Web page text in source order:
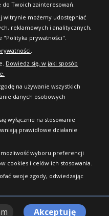
do Twoich zainteresowań.
witrynie możemy udostępniać
reklamowych i analitycznych,
"Polityka prywatności".
.
Dowiedz się, w jaki sposób
na używanie wszystkich
danych osobowych
wyłącznie na stosowanie
prawidłowe działanie
wyboru preferencji
cookies i celów ich stosowania.
swoje zgody, odwiedzając
Akceptuję
Wszelkie